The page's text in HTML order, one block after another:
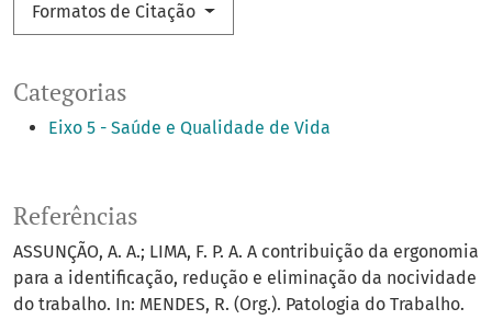
Categorias
Eixo 5 - Saúde e Qualidade de Vida
Formatos de Citação
Referências
ASSUNÇÃO, A. A.; LIMA, F. P. A. A contribuição da ergonomia
para a identificação, redução e eliminação da nocividade
do trabalho. In: MENDES, R. (Org.). Patologia do Trabalho.